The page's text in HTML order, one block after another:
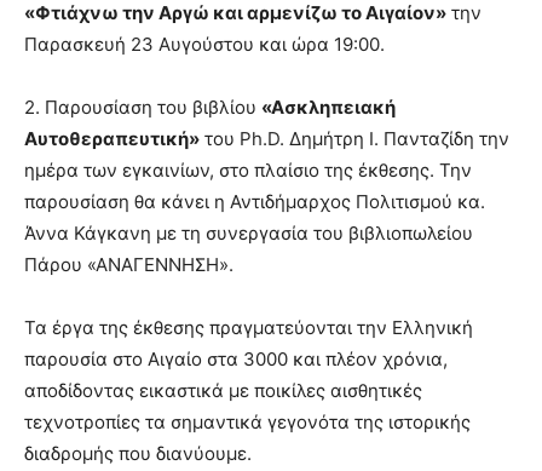
«Φτιάχνω την Αργώ και αρμενίζω το Αιγαίον» την
Παρασκευή 23 Αυγούστου και ώρα 19:00.
2. Παρουσίαση του βιβλίου «Ασκληπειακή
Αυτοθεραπευτική» του Ph.D. Δημήτρη Ι. Πανταζίδη την
ημέρα των εγκαινίων, στο πλαίσιο της έκθεσης. Την
παρουσίαση θα κάνει η Αντιδήμαρχος Πολιτισμού κα.
Άννα Κάγκανη με τη συνεργασία του βιβλιοπωλείου
Πάρου «ΑΝΑΓΕΝΝΗΣΗ».
Τα έργα της έκθεσης πραγματεύονται την Ελληνική
παρουσία στο Αιγαίο στα 3000 και πλέον χρόνια,
αποδίδοντας εικαστικά με ποικίλες αισθητικές
τεχνοτροπίες τα σημαντικά γεγονότα της ιστορικής
διαδρομής που διανύουμε.